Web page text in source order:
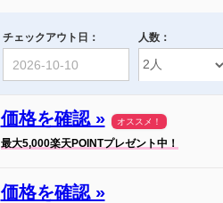
チェックアウト日： 人数：
価格を確認 » オススメ！
最大5,000楽天POINTプレゼント中！
価格を確認 »